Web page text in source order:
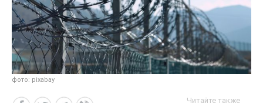
фото: pixabay
Читайте также